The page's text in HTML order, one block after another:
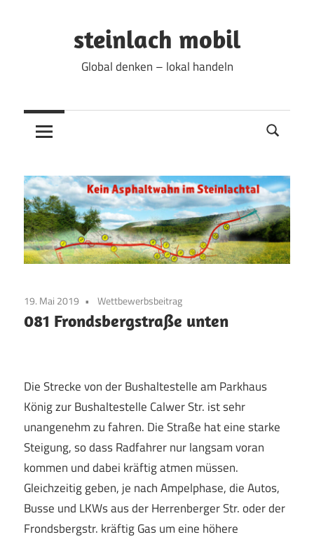
steinlach mobil
Global denken – lokal handeln
19. Mai 2019 Wettbewerbsbeitrag
081 Frondsbergstraße unten
Die Strecke von der Bushaltestelle am Parkhaus
König zur Bushaltestelle Calwer Str. ist sehr
unangenehm zu fahren. Die Straße hat eine starke
Steigung, so dass Radfahrer nur langsam voran
kommen und dabei kräftig atmen müssen.
Gleichzeitig geben, je nach Ampelphase, die Autos,
Busse und LKWs aus der Herrenberger Str. oder der
Frondsbergstr. kräftig Gas um eine höhere